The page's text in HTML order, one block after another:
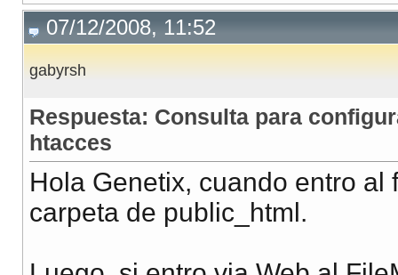
07/12/2008, 11:52
gabyrsh
Respuesta: Consulta para
htacces
Hola Genetix, cuando entro
carpeta de public_html.